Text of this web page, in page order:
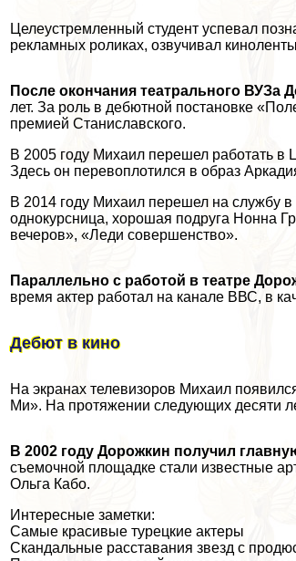
Целеустремленный студент успевал
рекламных роликах, озвучивал
После окончания театрального ВУЗа
лет. За роль в дебютной постановке
премией Станиславского.
В 2005 году Михаил перешел работать
Здесь он перевоплотился в образ
В 2014 году Михаил перешел на службу
однокурсница, хорошая подруга Нонна
вечеров», «Леди совершенство».
Параллельно с работой в театре
время актер работал на канале ВВС, в
Дебют в кино
На экранах телевизоров Михаил
Ми». На протяжении следующих десяти
В 2002 году Дорожкин получил
съемочной площадке стали известные
Ольга Кабо.
Интересные заметки:
Самые красивые турецкие актеры
Скандальные расставания звезд с